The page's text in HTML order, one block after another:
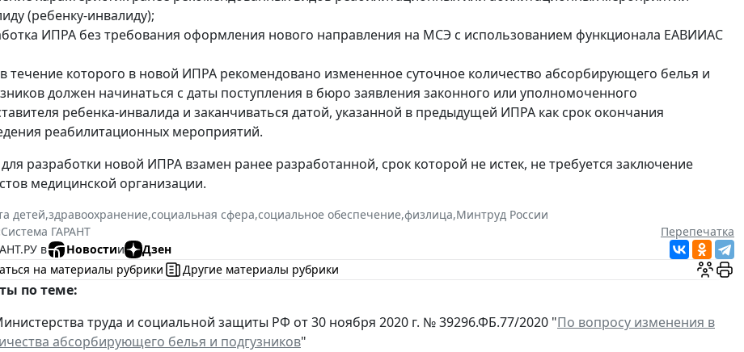
(ребенку-инвалиду);
ИПРА без требования оформления нового направления на МСЭ с использованием функционала ЕАВИИАС
течение которого в новой ИПРА рекомендовано измененное суточное количество абсорбирующего белья и
должен начинаться с даты поступления в бюро заявления законного или уполномоченного
ребенка-инвалида и заканчиваться датой, указанной в предыдущей ИПРА как срок окончания
реабилитационных мероприятий.
разработки новой ИПРА взамен ранее разработанной, срок которой не истек, не требуется заключение
медицинской организации.
детей,здравоохранение,социальная сфера,социальное обеспечение,физлица,Минтруд России
Система ГАРАНТ
Перепечатка
в
Новостии
Дзен
на материалы рубрики
Другие материалы рубрики
по теме:
труда и социальной защиты РФ от 30 ноября 2020 г. № 39296.ФБ.77/2020 "По вопросу изменения в
абсорбирующего белья и подгузников"